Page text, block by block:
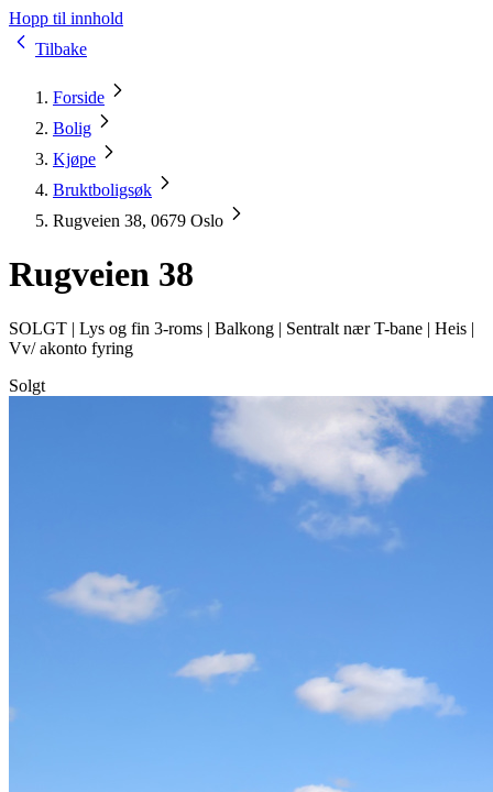
Hopp til innhold
Tilbake
Forside
Bolig
Kjøpe
Bruktboligsøk
Rugveien 38, 0679 Oslo
Rugveien 38
SOLGT | Lys og fin 3-roms | Balkong | Sentralt nær T-bane | Heis |
Vv/ akonto fyring
Solgt